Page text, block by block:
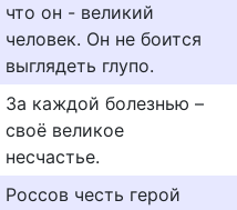
что он - великий
человек. Он не боится
выглядеть глупо.
За каждой болезнью –
своё великое
несчастье.
Россов честь герой